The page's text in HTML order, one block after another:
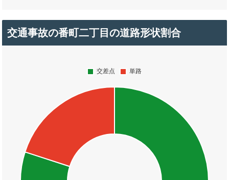
交通事故の番町二丁目の道路形状割合